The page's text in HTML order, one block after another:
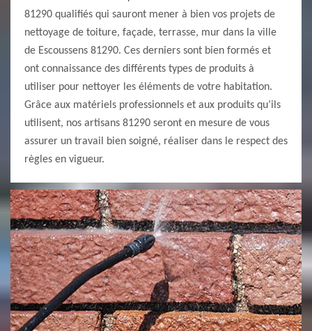
81290 qualifiés qui sauront mener à bien vos projets de
nettoyage de toiture, façade, terrasse, mur dans la ville
de Escoussens 81290. Ces derniers sont bien formés et
ont connaissance des différents types de produits à
utiliser pour nettoyer les éléments de votre habitation.
Grâce aux matériels professionnels et aux produits qu’ils
utilisent, nos artisans 81290 seront en mesure de vous
assurer un travail bien soigné, réaliser dans le respect des
règles en vigueur.